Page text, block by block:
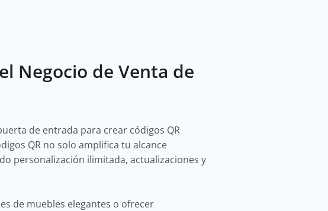
Negocio de Venta de
de entrada para crear códigos QR
QR no solo amplifica tu alcance
personalización ilimitada, actualizaciones y
de muebles elegantes o ofrecer